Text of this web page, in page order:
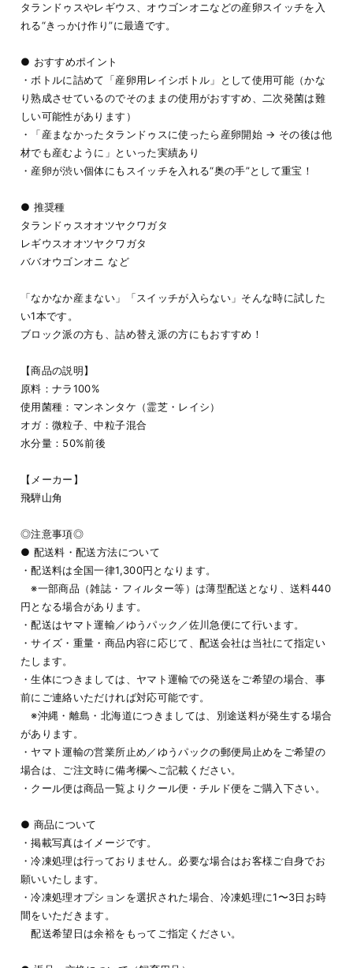
タランドゥスやレギウス、オウゴンオニなどの産卵スイッチを入
れる“きっかけ作り”に最適です。
● おすすめポイント
・ボトルに詰めて「産卵用レイシボトル」として使用可能（かな
り熟成させているのでそのままの使用がおすすめ、二次発菌は難
しい可能性があります）
・「産まなかったタランドゥスに使ったら産卵開始 → その後は他
材でも産むように」といった実績あり
・産卵が渋い個体にもスイッチを入れる“奥の手”として重宝！
● 推奨種
タランドゥスオオツヤクワガタ
レギウスオオツヤクワガタ
ババオウゴンオニ など
「なかなか産まない」「スイッチが入らない」そんな時に試した
い1本です。
ブロック派の方も、詰め替え派の方にもおすすめ！
【商品の説明】
原料：ナラ100%
使用菌種：マンネンタケ（霊芝・レイシ）
オガ：微粒子、中粒子混合
水分量：50%前後
【メーカー】
飛騨山角
◎注意事項◎
● 配送料・配送方法について
・配送料は全国一律1,300円となります。
※一部商品（雑誌・フィルター等）は薄型配送となり、送料440
円となる場合があります。
・配送はヤマト運輸／ゆうパック／佐川急便にて行います。
・サイズ・重量・商品内容に応じて、配送会社は当社にて指定い
たします。
・生体につきましては、ヤマト運輸での発送をご希望の場合、事
前にご連絡いただければ対応可能です。
※沖縄・離島・北海道につきましては、別途送料が発生する場合
があります。
・ヤマト運輸の営業所止め／ゆうパックの郵便局止めをご希望の
場合は、ご注文時に備考欄へご記載ください。
・クール便は商品一覧よりクール便・チルド便をご購入下さい。
● 商品について
・掲載写真はイメージです。
・冷凍処理は行っておりません。必要な場合はお客様ご自身でお
願いいたします。
・冷凍処理オプションを選択された場合、冷凍処理に1〜3日お時
間をいただきます。
配送希望日は余裕をもってご指定ください。